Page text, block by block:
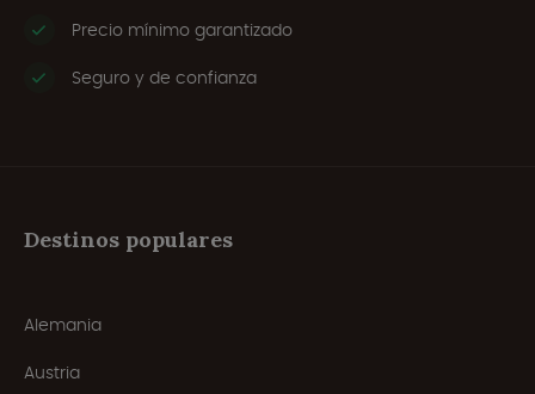
Precio mínimo garantizado
Seguro y de confianza
Destinos populares
Alemania
Austria